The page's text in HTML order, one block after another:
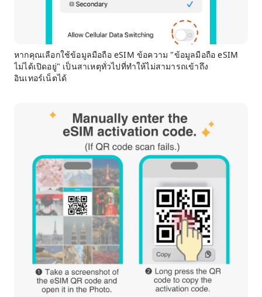
หากคุณเลือกใช้ข้อมูลมือถือ eSIM ข้อความ "ข้อมูลมือถือ eSIM
ไม่ได้เปิดอยู่" เป็นสาเหตุทั่วไปที่ทำให้ไม่สามารถเข้าถึง
อินเทอร์เน็ตได้